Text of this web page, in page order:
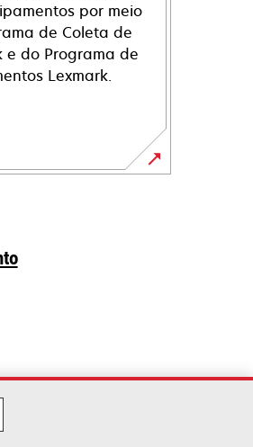
por meio
de Coleta de
e do Programa de
Lexmark.